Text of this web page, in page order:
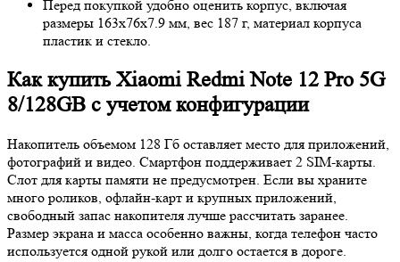
Перед покупкой удобно оценить корпус, включая
размеры 163x76x7.9 мм, вес 187 г, материал корпуса
пластик и стекло.
Как купить Xiaomi Redmi Note 12 Pro 5G
8/128GB с учетом конфигурации
Накопитель объемом 128 Гб оставляет место для приложений,
фотографий и видео. Смартфон поддерживает 2 SIM-карты.
Слот для карты памяти не предусмотрен. Если вы храните
много роликов, офлайн-карт и крупных приложений,
свободный запас накопителя лучше рассчитать заранее.
Размер экрана и масса особенно важны, когда телефон часто
используется одной рукой или долго остается в дороге.